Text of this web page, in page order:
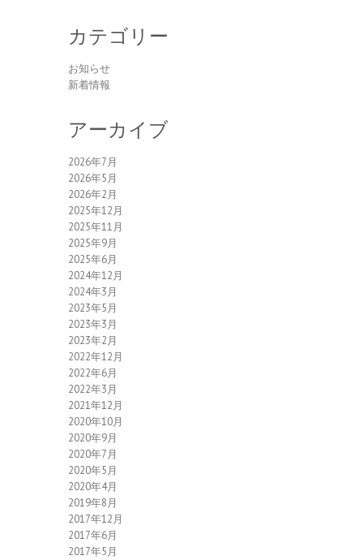
カテゴリー
お知らせ
新着情報
アーカイブ
2026年7月
2026年5月
2026年2月
2025年12月
2025年11月
2025年9月
2025年6月
2024年12月
2024年3月
2023年5月
2023年3月
2023年2月
2022年12月
2022年6月
2022年3月
2021年12月
2020年10月
2020年9月
2020年7月
2020年5月
2020年4月
2019年8月
2017年12月
2017年6月
2017年5月